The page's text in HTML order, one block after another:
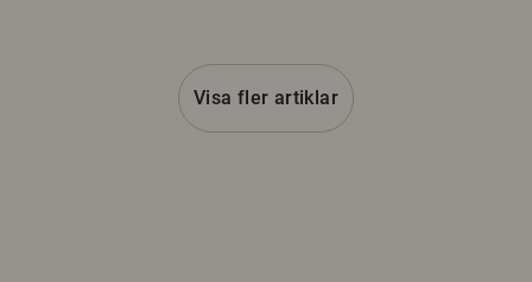
Visa fler artiklar